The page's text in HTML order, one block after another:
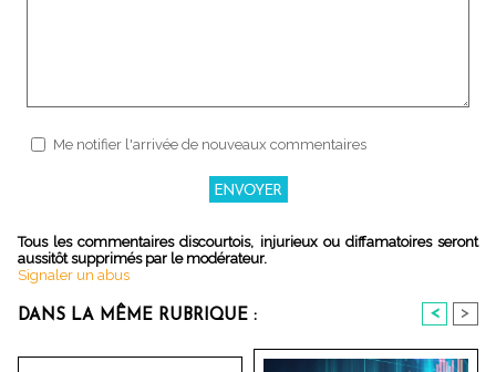
Me notifier l'arrivée de nouveaux commentaires
Tous les commentaires discourtois, injurieux ou diffamatoires seront
aussitôt supprimés par le modérateur.
Signaler un abus
DANS LA MÊME RUBRIQUE : < >